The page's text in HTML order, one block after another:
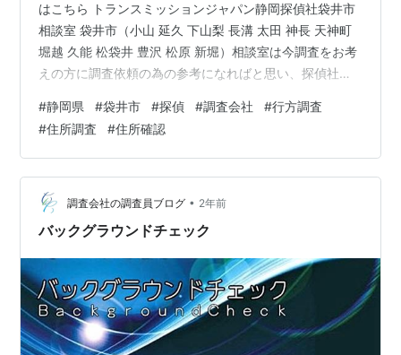
はこちら トランスミッションジャパン静岡探偵社袋井市
相談室 袋井市（小山 延久 下山梨 長溝 太田 神長 天神町
堀越 久能 松袋井 豊沢 松原 新堀）相談室は今調査をお考
えの方に調査依頼の為の参考になればと思い、探偵社や
き出してみます。 まずは、自分が何で悩んでいて、どう
すれば解決に向かえるのかです。 このポイントをしっか
りと把握しなければ探偵社に依頼をする際に本当に必要
な調査依頼なのか、必要以上の調査費用を掛けてしまっ
ていないかなど的確に判断を行えます。 ポイントがはっ
きりしたら次はその悩み…
#静岡県 #袋井市 #探偵 #調査会社 #行方調査
#住所調査 #住所確認
調査会社の調査員ブログ • 2年前
バックグラウンドチェック